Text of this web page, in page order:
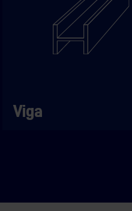
Viga